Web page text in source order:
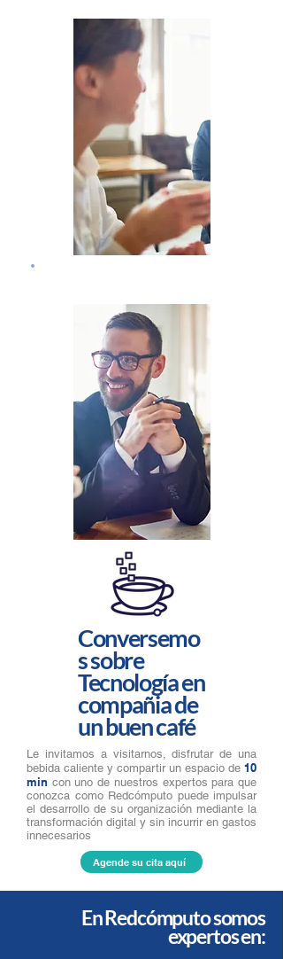
Conversemo
s sobre
Tecnología en
compañia de
un buen café
Le invitamos a visitarnos, disfrutar de una
bebida caliente y compartir un espacio de 10
min con uno de nuestros expertos para que
conozca como Redcómputo puede impulsar
el desarrollo de su organización mediante la
transformación digital y sin incurrir en gastos
innecesarios
Agende su cita aquí
En Redcómputo somos
expertos en: